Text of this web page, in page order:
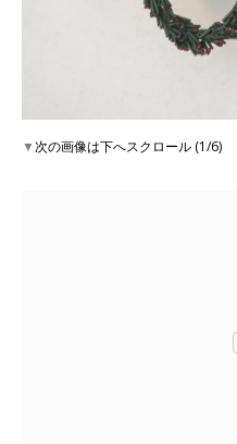
▼次の画像は下へスクロール (1/6)